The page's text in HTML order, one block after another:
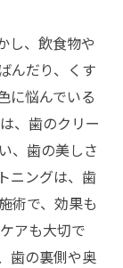
し、飲食物や
んだり、くす
に悩んでいる
、歯のクリー
、歯の美しさ
ニングは、歯
術で、効果も
アも大切で
歯の裏側や奥